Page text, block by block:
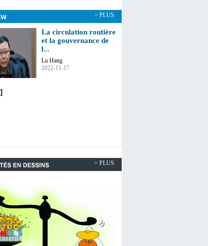
> PLUS
La circulation routière
et la gouvernance de
l...
Lu Hang
2022-11-17
> PLUS